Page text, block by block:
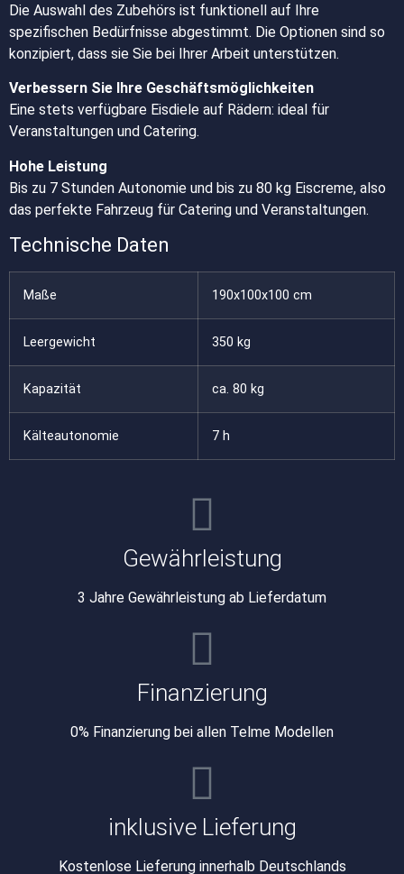
Die Auswahl des Zubehörs ist funktionell auf Ihre
spezifischen Bedürfnisse abgestimmt. Die Optionen sind so
konzipiert, dass sie Sie bei Ihrer Arbeit unterstützen.
Verbessern Sie Ihre Geschäftsmöglichkeiten
Eine stets verfügbare Eisdiele auf Rädern: ideal für
Veranstaltungen und Catering.
Hohe Leistung
Bis zu 7 Stunden Autonomie und bis zu 80 kg Eiscreme, also
das perfekte Fahrzeug für Catering und Veranstaltungen.
Technische Daten
Maße 190x100x100 cm
Leergewicht 350 kg
Kapazität ca. 80 kg
Kälteautonomie 7 h
Gewährleistung
3 Jahre Gewährleistung ab Lieferdatum
Finanzierung
0% Finanzierung bei allen Telme Modellen
inklusive Lieferung
Kostenlose Lieferung innerhalb Deutschlands